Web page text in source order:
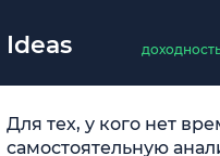
Ideas
Для тех, у кого нет
самостоятельную